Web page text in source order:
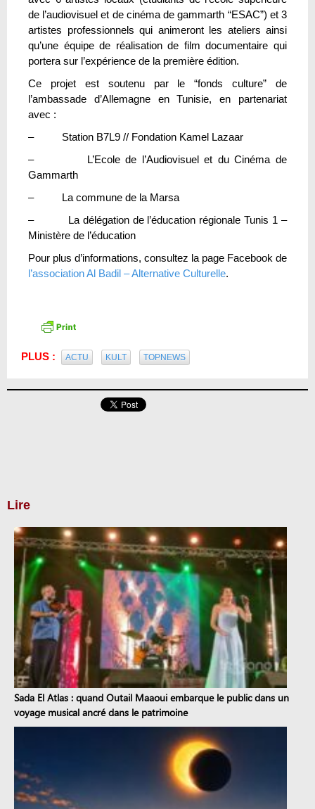
de l’audiovisuel et de cinéma de gammarth “ESAC”) et 3
artistes professionnels qui animeront les ateliers ainsi
qu’une équipe de réalisation de film documentaire qui
portera sur l’expérience de la première édition.
Ce projet est soutenu par le “fonds culture” de
l’ambassade d’Allemagne en Tunisie, en partenariat
avec :
– Station B7L9 // Fondation Kamel Lazaar
– L’Ecole de l’Audiovisuel et du Cinéma de
Gammarth
– La commune de la Marsa
– La délégation de l’éducation régionale Tunis 1 –
Ministère de l’éducation
Pour plus d’informations, consultez la page Facebook de
l’association Al Badil – Alternative Culturelle.
PLUS : ACTU KULT TOPNEWS
Lire
Sada El Atlas : quand Outail Maaoui embarque le public dans un
voyage musical ancré dans le patrimoine